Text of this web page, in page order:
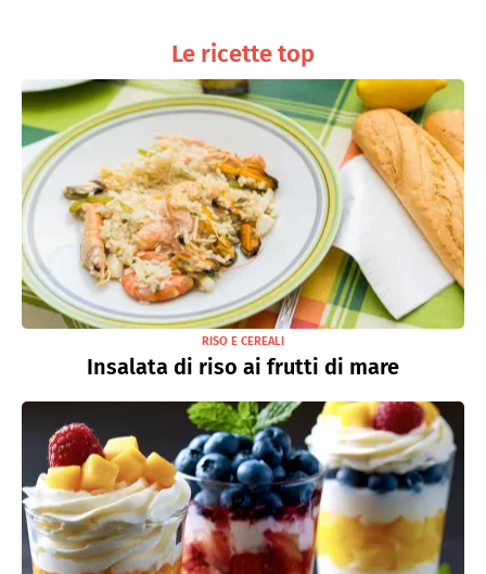
Le ricette top
RISO E CEREALI
Insalata di riso ai frutti di mare